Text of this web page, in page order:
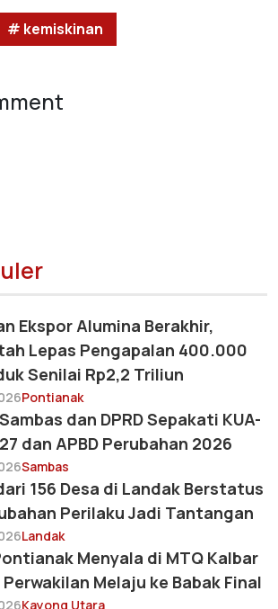
# kemiskinan
Ekspor Alumina Berakhir,
Lepas Pengapalan 400.000
Senilai Rp2,2 Triliun
Pontianak
dan DPRD Sepakati KUA-
dan APBD Perubahan 2026
Sambas
156 Desa di Landak Berstatus
Perilaku Jadi Tantangan
Landak
Menyala di MTQ Kalbar
Perwakilan Melaju ke Babak Final
Kayong Utara